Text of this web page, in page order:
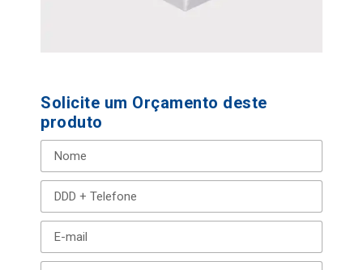
Solicite um Orçamento deste
produto